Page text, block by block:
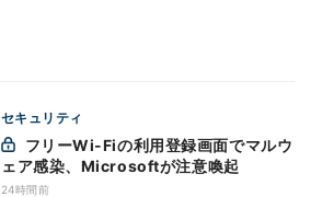
セキュリティ
ェア感染、Microsoftが注意喚起
24時間前